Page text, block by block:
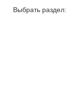
Выбрать раздел: